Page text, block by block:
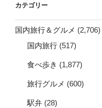
ブ
カテゴリー
国内旅行＆グルメ (2,706)
国内旅行 (517)
食べ歩き (1,877)
旅行グルメ (600)
駅弁 (28)